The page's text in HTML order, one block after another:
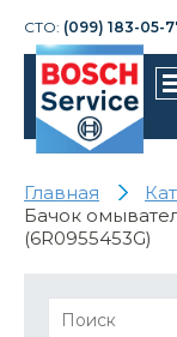
СТО: (099) 183-05-
Главная
Бачок
(6R0955453G)